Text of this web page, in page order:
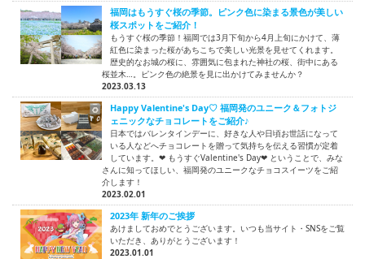
福岡はもうすぐ桜の季節。ピンク色に染まる景色が美しい
桜スポットをご紹介！
もうすぐ桜の季節！福岡では3月下旬から4月上旬にかけて、薄
紅色に染まった桜があちこちで美しい光景を見せてくれます。
歴史的なお城の桜に、雰囲気に包まれた神社の桜、街中にある
桜並木…。ピンク色の絶景を見に出かけてみませんか？
2023.03.13
Happy Valentine's Day♡ 福岡発のユニーク＆フォトジ
ェニックなチョコレートをご紹介♪
日本ではバレンタインデーに、好きな人や日頃お世話になって
いる人などへチョコレートを贈って気持ちを伝える習慣が定着
しています。❤ もうすぐValentine's Day❤ ということで、みな
さんに知ってほしい、福岡発のユニークなチョコスイーツをご紹
介します！
2023.02.01
2023年 新年のご挨拶
あけましておめでとうございます。いつも当サイト・SNSをご覧
いただき、ありがとうございます！
2023.01.01